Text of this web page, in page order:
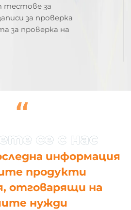
тестове за
за проверка
за проверка на
“
информация
продукти
отговарящи на
нужди